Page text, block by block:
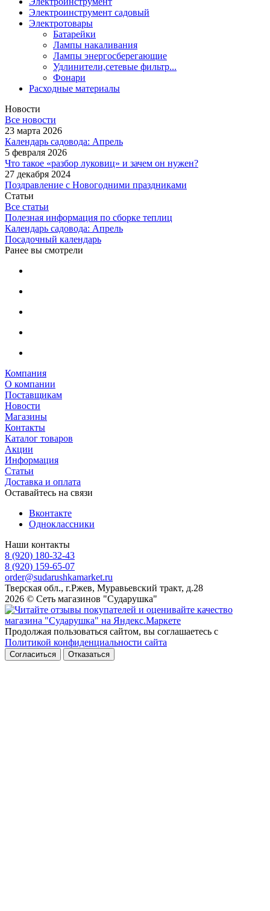
Электроинструмент садовый
Электротовары
Батарейки
Лампы накаливания
Лампы энергосберегающие
Удлинители,сетевые фильтр...
Фонари
Расходные материалы
Новости
Все новости
23 марта 2026
Календарь садовода: Апрель
5 февраля 2026
Что такое «разбор луковиц» и зачем он нужен?
27 декабря 2024
Поздравление с Новогодними праздниками
Статьи
Все статьи
Полезная информация по сборке теплиц
Календарь садовода: Апрель
Посадочный календарь
Ранее вы смотрели
Компания
О компании
Поставщикам
Новости
Магазины
Контакты
Каталог товаров
Акции
Информация
Статьи
Доставка и оплата
Оставайтесь на связи
Вконтакте
Одноклассники
Наши контакты
8 (920) 180-32-43
8 (920) 159-65-07
order@sudarushkamarket.ru
Тверская обл., г.Ржев, Муравьевский тракт, д.28
2026 © Сеть магазинов "Сударушка"
Продолжая пользоваться сайтом, вы соглашаетесь с
Политикой конфиденциальности сайта
Согласиться Отказаться